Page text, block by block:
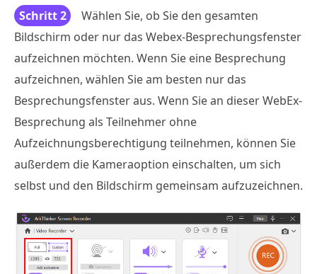
Schritt 2
Wählen Sie, ob Sie den gesamten
Bildschirm oder nur das Webex-Besprechungsfenster
aufzeichnen möchten. Wenn Sie eine Besprechung
aufzeichnen, wählen Sie am besten nur das
Besprechungsfenster aus. Wenn Sie an dieser WebEx-
Besprechung als Teilnehmer ohne
Aufzeichnungsberechtigung teilnehmen, können Sie
außerdem die Kameraoption einschalten, um sich
selbst und den Bildschirm gemeinsam aufzuzeichnen.